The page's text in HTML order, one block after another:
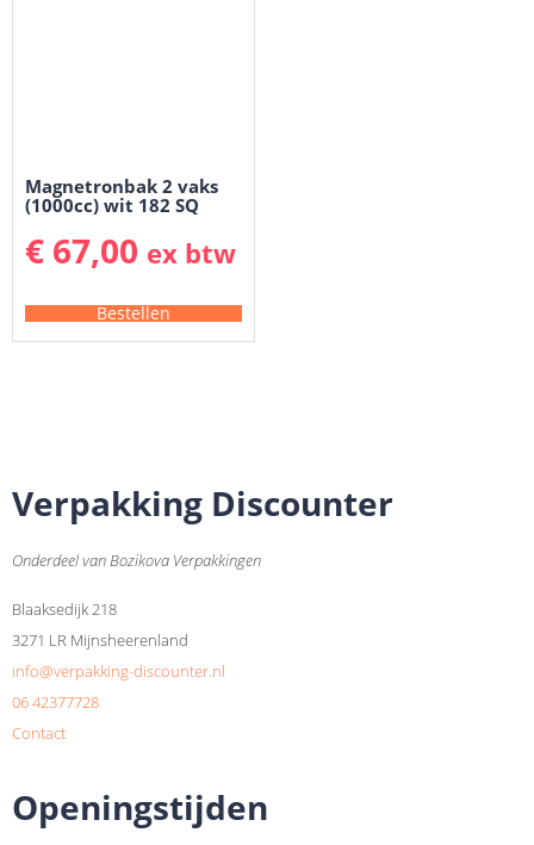
Magnetronbak 2 vaks
(1000cc) wit 182 SQ
€ 67,00 ex btw
Bestellen
Verpakking Discounter
Onderdeel van Bozikova Verpakkingen
Blaaksedijk 218
3271 LR Mijnsheerenland
info@verpakking-discounter.nl
06 42377728
Contact
Openingstijden